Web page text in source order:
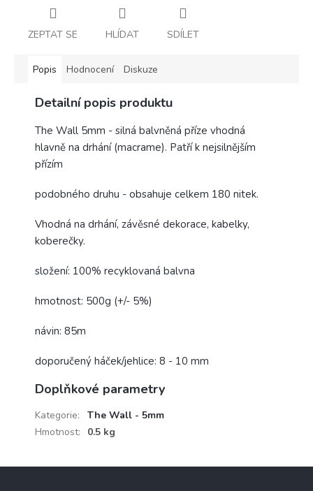
ZEPTAT SE HLÍDAT SDÍLET
Popis Hodnocení Diskuze
Detailní popis produktu
The Wall 5mm - silná balvněná příze vhodná
hlavně na drhání (macrame). Patří k nejsilnějším
přízím
podobného druhu - obsahuje celkem 180 nitek.
Vhodná na drhání, závěsné dekorace, kabelky,
koberečky.
složení: 100% recyklovaná balvna
hmotnost: 500g (+/- 5%)
návin: 85m
doporučený háček/jehlice: 8 - 10 mm
Doplňkové parametry
Kategorie:
The Wall - 5mm
Hmotnost: 0.5 kg